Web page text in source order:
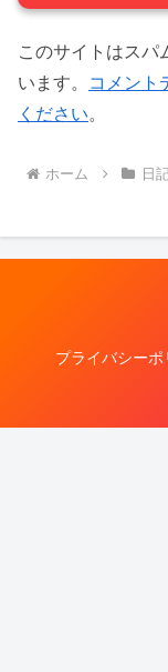
このサイトはス
います。 コメント
ください。
ホーム 日
プライバシーポ